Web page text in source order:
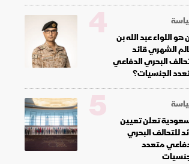
هو اللواء عبد الله بن
الشهري قائد
البحري الدفاعي
الجنسيات؟
4
تعلن تعيين
للتحالف البحري
متعدد
5